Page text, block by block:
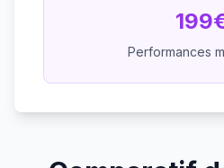
Performances